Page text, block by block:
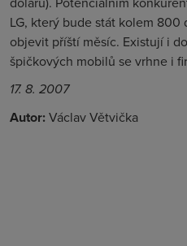
LG, který bude stát kolem 800
objevit příští měsíc. Existují i
špičkových mobilů se vrhne i
17. 8. 2007
Autor: Václav Větvička